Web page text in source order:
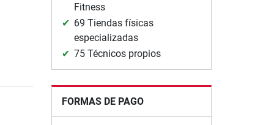
Fitness
69 Tiendas físicas
especializadas
75 Técnicos propios
FORMAS DE PAGO